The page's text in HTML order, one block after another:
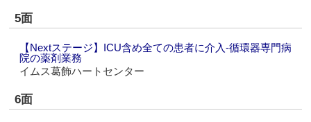
5面
【Nextステージ】ICU含め全ての患者に介入‐循環器専門病
院の薬剤業務
イムス葛飾ハートセンター
6面